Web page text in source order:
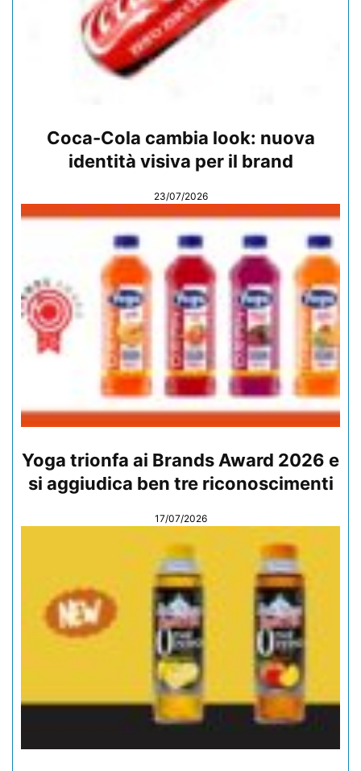
Coca-Cola cambia look: nuova
identità visiva per il brand
23/07/2026
Yoga trionfa ai Brands Award 2026 e
si aggiudica ben tre riconoscimenti
17/07/2026